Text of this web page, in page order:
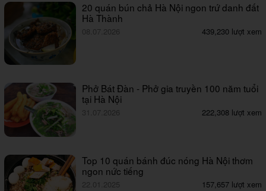
20 quán bún chả Hà Nội ngon trứ danh đất
Hà Thành
08.07.2026 439,230 lượt xem
Phở Bát Đàn - Phở gia truyền 100 năm tuổi
tại Hà Nội
31.07.2026 222,308 lượt xem
Top 10 quán bánh đúc nóng Hà Nội thơm
ngon nức tiếng
22.01.2025 157,657 lượt xem